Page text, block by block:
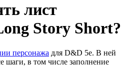
лист
Story Short?
персонажа для D&D 5e. В ней
шаги, в том числе заполнение